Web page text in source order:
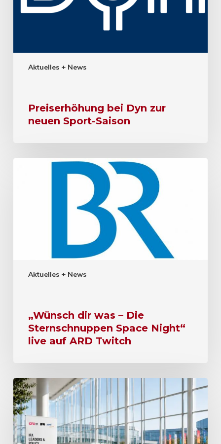
Aktuelles + News
Preiserhöhung bei Dyn zur
neuen Sport-Saison
Aktuelles + News
„Wünsch dir was – Die
Sternschnuppen Space Night“
live auf ARD Twitch